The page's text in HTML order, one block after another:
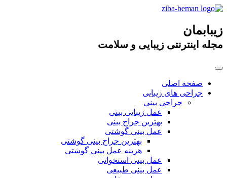
زیبابمان
مجله اینترنتی زیبایی و سلامت
صفحه اصلی
جراحی های زیبایی
جراحی بینی
عمل زیبایی بینی
بهترین جراح بینی
عمل بینی گوشتی
بهترین جراح بینی گوشتی
هزینه عمل بینی گوشتی
عمل بینی استخوانی
عمل بینی طبیعی